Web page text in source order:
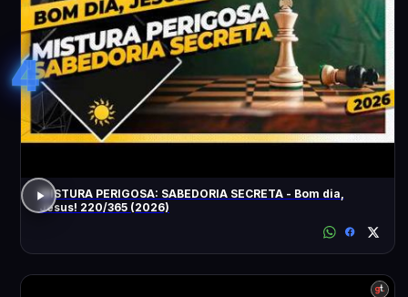
4
MISTURA PERIGOSA: SABEDORIA SECRETA - Bom dia,
Jesus! 220/365 (2026)